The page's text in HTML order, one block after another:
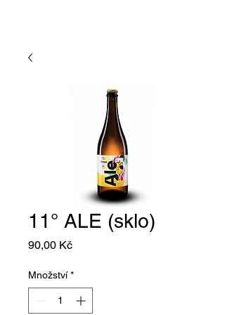
11° ALE (sklo)
90,00 KčCena
Množství *